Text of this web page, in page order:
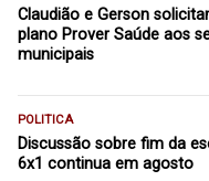
Claudião e Gerson
plano Prover Saúde aos
municipais
POLITICA
Discussão sobre fim da
6x1 continua em agosto